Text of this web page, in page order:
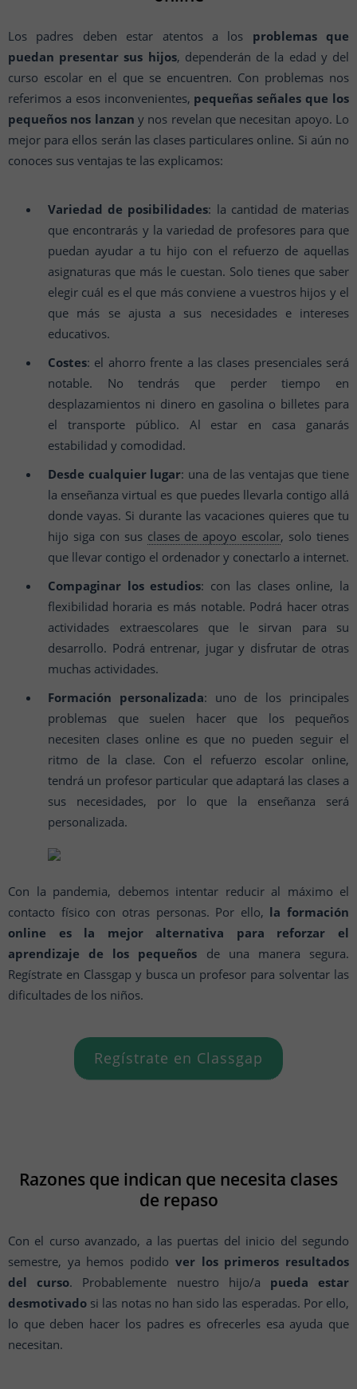
Los padres deben estar atentos a los problemas que
puedan presentar sus hijos, dependerán de la edad y del
curso escolar en el que se encuentren. Con problemas nos
referimos a esos inconvenientes, pequeñas señales que los
pequeños nos lanzan y nos revelan que necesitan apoyo. Lo
mejor para ellos serán las clases particulares online. Si aún no
conoces sus ventajas te las explicamos:
Variedad de posibilidades: la cantidad de materias
que encontrarás y la variedad de profesores para que
puedan ayudar a tu hijo con el refuerzo de aquellas
asignaturas que más le cuestan. Solo tienes que saber
elegir cuál es el que más conviene a vuestros hijos y el
que más se ajusta a sus necesidades e intereses
educativos.
Costes: el ahorro frente a las clases presenciales será
notable. No tendrás que perder tiempo en
desplazamientos ni dinero en gasolina o billetes para
el transporte público. Al estar en casa ganarás
estabilidad y comodidad.
Desde cualquier lugar: una de las ventajas que tiene
la enseñanza virtual es que puedes llevarla contigo allá
donde vayas. Si durante las vacaciones quieres que tu
hijo siga con sus clases de apoyo escolar, solo tienes
que llevar contigo el ordenador y conectarlo a internet.
Compaginar los estudios: con las clases online, la
flexibilidad horaria es más notable. Podrá hacer otras
actividades extraescolares que le sirvan para su
desarrollo. Podrá entrenar, jugar y disfrutar de otras
muchas actividades.
Formación personalizada: uno de los principales
problemas que suelen hacer que los pequeños
necesiten clases online es que no pueden seguir el
ritmo de la clase. Con el refuerzo escolar online,
tendrá un profesor particular que adaptará las clases a
sus necesidades, por lo que la enseñanza será
personalizada.
Con la pandemia, debemos intentar reducir al máximo el
contacto físico con otras personas. Por ello, la formación
online es la mejor alternativa para reforzar el
aprendizaje de los pequeños de una manera segura.
Regístrate en Classgap y busca un profesor para solventar las
dificultades de los niños.
Regístrate en Classgap
Razones que indican que necesita clases
de repaso
Con el curso avanzado, a las puertas del inicio del segundo
semestre, ya hemos podido ver los primeros resultados
del curso. Probablemente nuestro hijo/a pueda estar
desmotivado si las notas no han sido las esperadas. Por ello,
lo que deben hacer los padres es ofrecerles esa ayuda que
necesitan.